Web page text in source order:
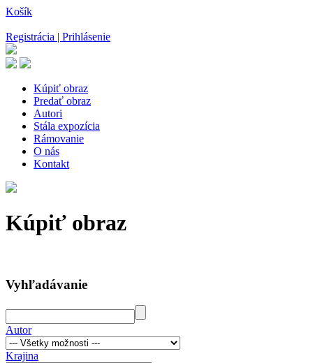
Košík
Registrácia | Prihlásenie
Kúpiť obraz
Predať obraz
Autori
Stála expozícia
Rámovanie
O nás
Kontakt
Kúpiť obraz
Vyhľadávanie
Autor
Krajina